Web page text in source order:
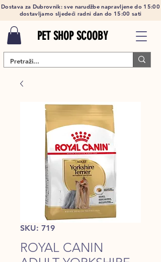
Dostava za Dubrovnik: sve narudžbe napravljene do 15:00
dostavljamo sljedeći radni dan do 15:00 sati
PET SHOP SCOOBY
SKU: 719
ROYAL CANIN